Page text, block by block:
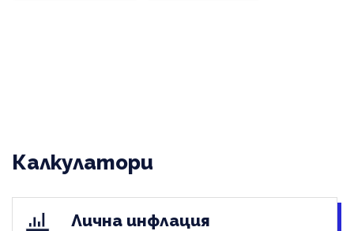
Калкулатори
Лична инфлация